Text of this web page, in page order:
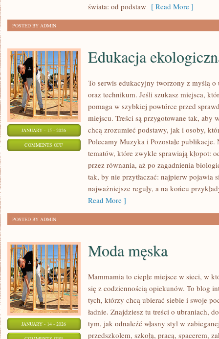
świata: od podstaw [ Read More ]
POSTED BY ADMIN
JANUARY - 15 - 2026
COMMENTS OFFON
EKOLOGICZNA
Edukacja
To serwis edukacyjny tworzony z myślą o
oraz technikum. Jeśli szukasz miejsca,
pomaga w szybkiej powtórce przed
miejscu. Treści są przygotowane tak, aby
chcą zrozumieć podstawy, jak i osoby,
Polecamy Muzyka i Pozostałe
tematów, które zwykle sprawiają kłopot:
przez równania, aż po zagadnienia
tak, by nie przytłaczać: najpierw pojawia
najważniejsze reguły, a na końcu
Read More ]
POSTED BY ADMIN
JANUARY - 14 - 2026
Moda męska
Mammamia to ciepłe miejsce w sieci, w
się z codziennością opiekunów. To blog
tych, którzy chcą ubierać siebie i swoje
ładnie. Znajdziesz tu treści o ubraniach,
tym, jak odnaleźć własny styl w
przedszkolem, szkołą, pracą, spacerem,